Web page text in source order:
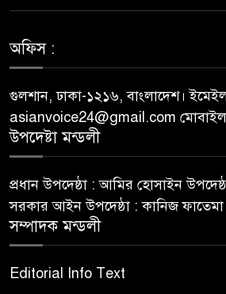
Games,
and Mobile Upgrades
৭
75 Moves
৮
Top 9
Next
৯
অফিস :
গুলশান, ঢাকা-১২১৬, বাংলাদেশ।
asianvoice24@gmail.com
উপদেষ্টা মন্ডলী
প্রধান উপদেষ্ঠা : আমির হোসাইন
সরকার আইন উপদেষ্ঠা : কানিজ ফাতেমা
সম্পাদক মন্ডলী
Editorial Info Text